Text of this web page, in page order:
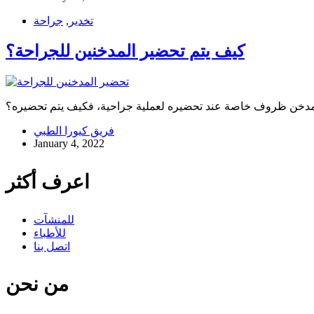
تخدير , جراحة
كيف يتم تحضير المدخنين للجراحة؟
ظروف خاصة عند تحضيره لعملية جراحية، فكيف يتم تحضيره؟
فريق كيورا الطبي
January 4, 2022
اعرف أكثر
للمنشآت
للأطباء
اتصل بنا
من نحن